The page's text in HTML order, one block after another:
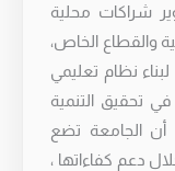
شراكات محلية
والقطاع الخاص،
لبناء نظام تعليمي
تحقيق التنمية
أن الجامعة تضع
دعم كفاءاتها ،